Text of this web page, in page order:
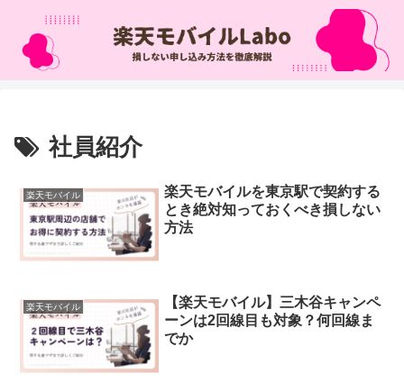
社員紹介
楽天モバイル
楽天モバイルを東京駅で契約する
とき絶対知っておくべき損しない
方法
楽天モバイル
【楽天モバイル】三木谷キャンペ
ーンは2回線目も対象？何回線ま
でか